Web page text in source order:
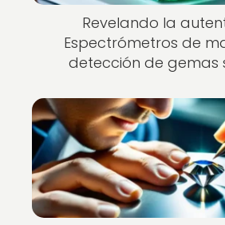
Revelando la
Espectrómetros de
detección de gemas